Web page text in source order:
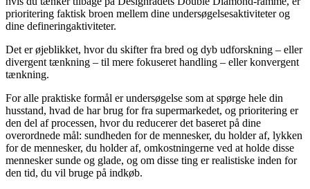
prioritering faktisk broen mellem dine undersøgelsesaktiviteter og
dine defineringaktiviteter.
Det er øjeblikket, hvor du skifter fra bred og dyb udforskning – eller
divergent tænkning – til mere fokuseret handling – eller konvergent
tænkning.
For alle praktiske formål er undersøgelse som at spørge hele din
husstand, hvad de har brug for fra supermarkedet, og prioritering er
den del af processen, hvor du reducerer det baseret på dine
overordnede mål: sundheden for de mennesker, du holder af, lykken
for de mennesker, du holder af, omkostningerne ved at holde disse
mennesker sunde og glade, og om disse ting er realistiske inden for
den tid, du vil bruge på indkøb.